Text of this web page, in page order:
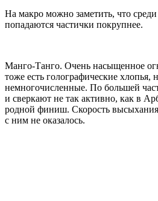
На макро можно заметить, что
попадаются частички покрупнее.
Манго-Танго. Очень насыщенное
тоже есть голографические хлопья,
немногочисленные. По большей
и сверкают не так активно, как в
родной финиш. Скорость
с ним не оказалось.